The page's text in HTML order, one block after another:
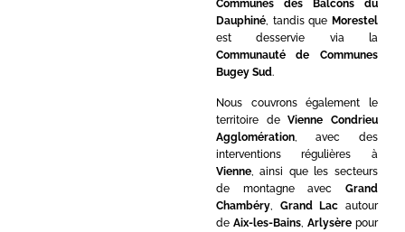
Communes des Balcons du
Dauphiné, tandis que Morestel
est desservie via la
Communauté de Communes
Bugey Sud.
Nous couvrons également le
territoire deVienne Condrieu
Agglomération, avec des
interventions régulières à
Vienne, ainsi que les secteurs
de montagne avec Grand
Chambéry, Grand Lac autour
de Aix-les-Bains, Arlysèrepour